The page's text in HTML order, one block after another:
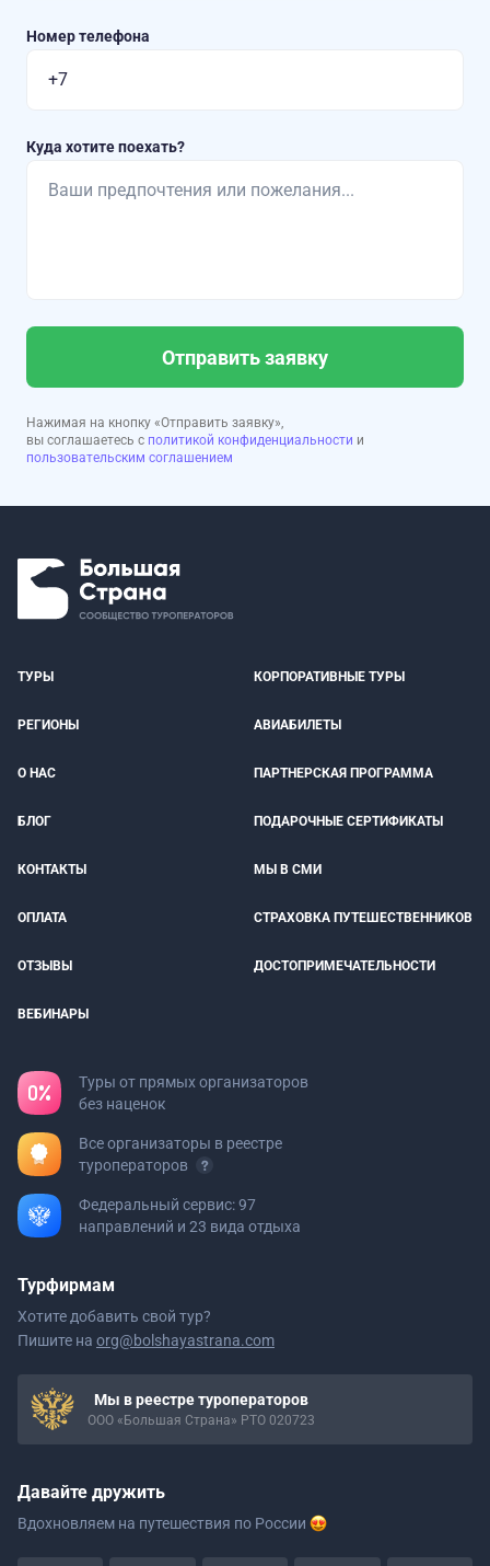
Номер телефона
Куда хотите поехать?
Отправить заявку
Нажимая на кнопку «Отправить заявку»,
вы соглашаетесь с политикой конфиденциальности и
пользовательским соглашением
ТУРЫ КОРПОРАТИВНЫЕ ТУРЫ
РЕГИОНЫ АВИАБИЛЕТЫ
О НАС ПАРТНЕРСКАЯ ПРОГРАММА
БЛОГ ПОДАРОЧНЫЕ СЕРТИФИКАТЫ
КОНТАКТЫ МЫ В СМИ
ОПЛАТА СТРАХОВКА ПУТЕШЕСТВЕННИКОВ
ОТЗЫВЫ ДОСТОПРИМЕЧАТЕЛЬНОСТИ
ВЕБИНАРЫ
Туры от прямых организаторов
без наценок
Все организаторы в реестре
туроператоров
Федеральный сервис: 97
направлений и 23 вида отдыха
Турфирмам
Хотите добавить свой тур?
Пишите на org@bolshayastrana.com
Мы в реестре туроператоров
ООО «Большая Страна» РТО 020723
Давайте дружить
Вдохновляем на путешествия по России